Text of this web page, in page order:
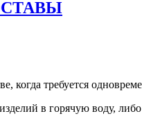
требуется
в горячую воду,